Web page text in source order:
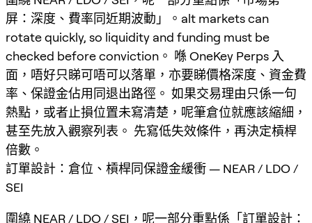
屏：深度、費率同近期波動」。alt markets can
rotate quickly, so liquidity and funding must be
checked before conviction。 喺 OneKey Perps 入
面，唔好只睇可唔可以落單，亦要睇價格深度、資金費
率、保證金佔用同退出路徑。 如果交易理由只係一句
熱點，或者止損位置未寫清楚，呢筆倉位就應該縮細，
甚至先放入觀察列表。 先寫低失效條件，再決定槓桿
倍數。
訂單設計：倉位、槓桿同保證金緩衝 — NEAR / LDO /
SEI
圍繞 NEAR / LDO / SEI，呢一部分重點係「訂單設計：